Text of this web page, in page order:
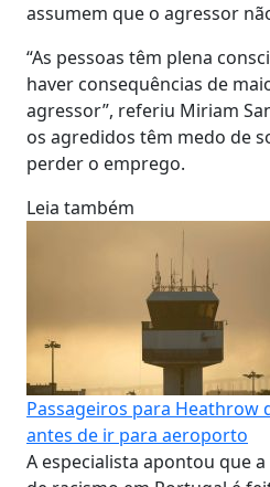
assumem que o agressor
“As pessoas têm plena
haver consequências de
agressor”, referiu Miriam
os agredidos têm medo de
perder o emprego.
Leia também
Passageiros para Heathrow
antes de ir para aeroporto
A especialista apontou que